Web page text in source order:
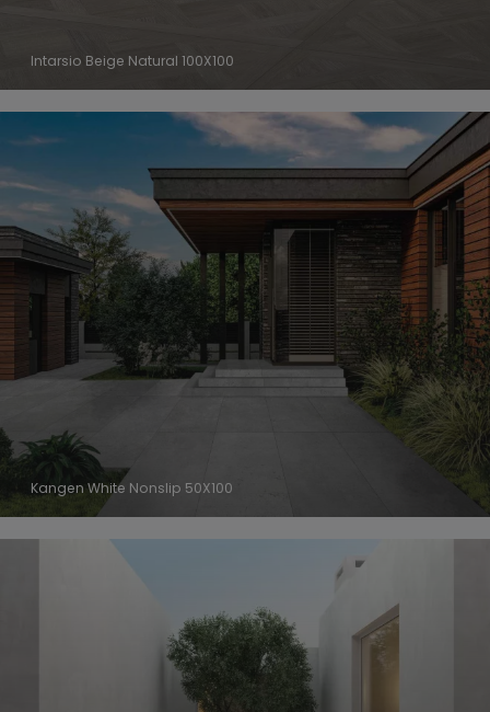
Intarsio Beige Natural 100X100
Kangen White Nonslip 50X100